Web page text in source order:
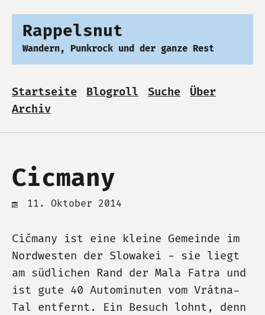
Rappelsnut
Wandern, Punkrock und der ganze Rest
Startseite Blogroll Suche
Über
Archiv
Cicmany
11. Oktober 2014
Cičmany ist eine kleine Gemeinde im
Nordwesten der Slowakei - sie liegt
am südlichen Rand der Mala Fatra und
ist gute 40 Autominuten vom Vrátna-
Tal entfernt. Ein Besuch lohnt, denn